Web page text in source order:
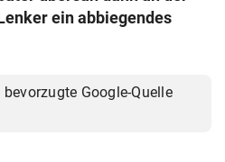
ein abbiegendes
Google-Quelle